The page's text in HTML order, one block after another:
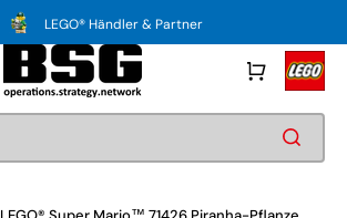
LEGO® Händler & Partner
Warenkorb